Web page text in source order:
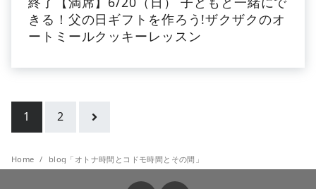
きる！父の日ギフトを作ろう!ザクザクのオ
ートミールクッキーレッスン
1 2
Home blog「オトナ時間とコドモ時間とその間」